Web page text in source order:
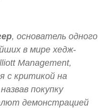
, основатель одного
в мире хедж-
Management,
с критикой на
покупку
демонстрацией